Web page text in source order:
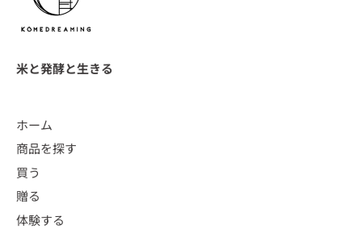
米と発酵と生きる
ホーム
商品を探す
買う
贈る
体験する